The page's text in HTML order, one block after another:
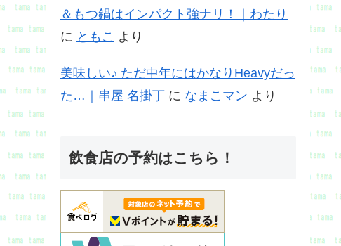
＆もつ鍋はインパクト強ナリ！｜わたり
に ともこ より
美味しい♪ ただ中年にはかなりHeavyだっ
た…｜串屋 名掛丁 に なまこマン より
飲食店の予約はこちら！